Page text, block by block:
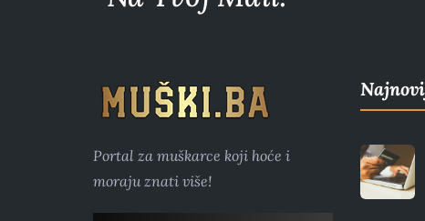
Portal za muškarce koji hoće i
moraju znati više!